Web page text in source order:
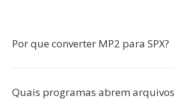
Por que converter MP2 para SPX?
Quais programas abrem arquivos